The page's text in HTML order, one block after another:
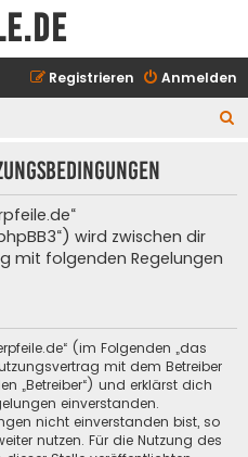
Anmelden
Registrieren
h
wird zwischen dir
mit folgenden Regelungen
(im Folgenden „das
mit dem Betreiber
„Betreiber“) und erklärst dich
einverstanden.
nicht einverstanden bist, so
nutzen. Für die Nutzung des